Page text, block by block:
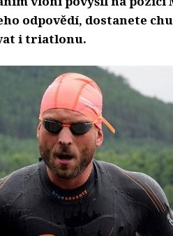
odpovědí, dostanete
i triatlonu.